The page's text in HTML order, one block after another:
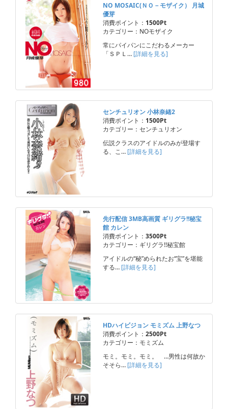
NO MOSAIC(ＮＯ－モザイク） 月城
優芽
消費ポイント： 1500Pt
カテゴリー：NOモザイク
常にパイパンにこだわるメーカー
「ＳＰＬ… [詳細を見る]
センチュリオン 小林奈緒2
消費ポイント： 1500Pt
カテゴリー：センチュリオン
伝説クラスのアイドルのみが登場す
る、こ… [詳細を見る]
先行配信 3MB高画質 ギリグラ!!秘宝
館 カレン
消費ポイント： 3500Pt
カテゴリー：ギリグラ!!秘宝館
アイドルの“秘”められたお“宝”を堪能
する… [詳細を見る]
HDハイビジョン モミズム 上野なつ
消費ポイント： 2500Pt
カテゴリー：モミズム
モミ。モミ。モミ。 …男性は何故か
そそら… [詳細を見る]